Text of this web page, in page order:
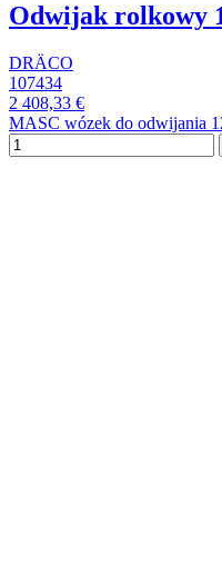
Odwijak rolkowy
DRÄCO
107434
2 408,33 €
MASC wózek do odwijania